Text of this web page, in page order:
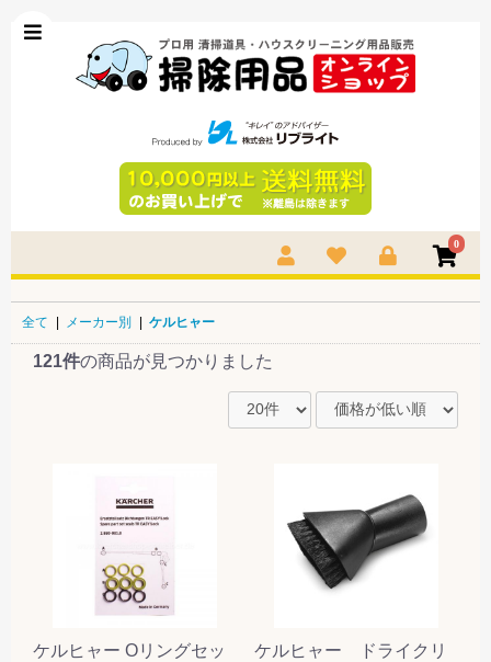
0
全て | メーカー別 | ケルヒャー
121件の商品が見つかりました
ケルヒャー Oリングセッ
ケルヒャー ドライクリ